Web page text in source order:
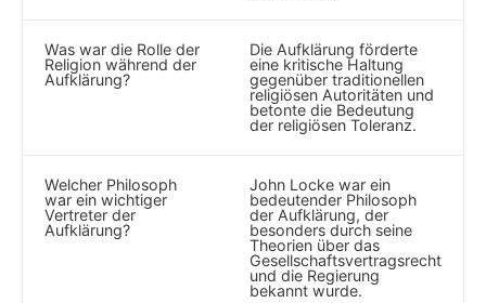
Was war die ‌Rolle der
Religion ⁢während ​der
Aufklärung?
Die Aufklärung förderte
eine ‌kritische Haltung
⁤gegenüber traditionellen
religiösen Autoritäten ‌und ​
betonte die Bedeutung⁢
der religiösen Toleranz.
Welcher ​Philosoph
war ein wichtiger
Vertreter der
‌Aufklärung?
John Locke war ein​
bedeutender ⁢Philosoph
der Aufklärung, der
besonders ⁢durch seine⁤
Theorien über das​
Gesellschaftsvertragsrecht
und​ die​ Regierung
bekannt wurde.